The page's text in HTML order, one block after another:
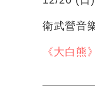
衛武營音
《大白熊